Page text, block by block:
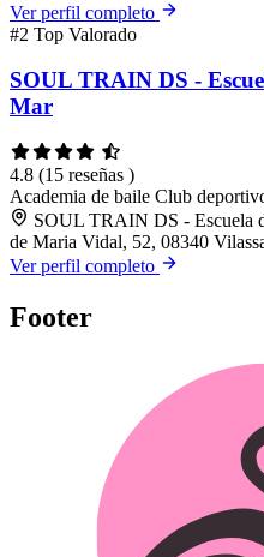
Ver perfil completo
#2 Top Valorado
SOUL TRAIN DS -
Mar
4.8 (15 reseñas )
Academia de baile Club
SOUL TRAIN DS - Escuela
de Maria Vidal, 52, 08340
Ver perfil completo
Footer